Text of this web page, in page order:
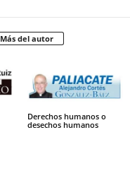
Más del autor
Derechos humanos o
desechos humanos